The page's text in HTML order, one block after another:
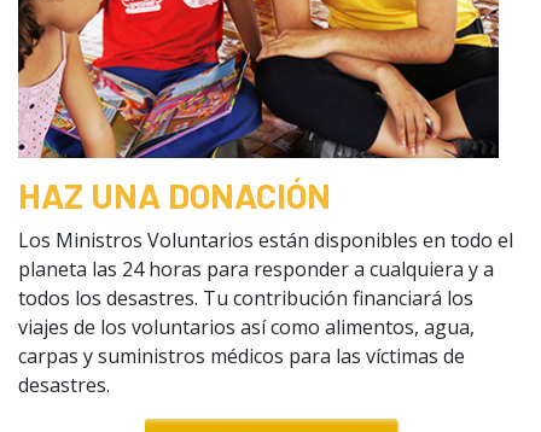
HAZ UNA DONACIÓN
Los Ministros Voluntarios están disponibles en todo el
planeta las 24 horas para responder a cualquiera y a
todos los desastres. Tu contribución financiará los
viajes de los voluntarios así como alimentos, agua,
carpas y suministros médicos para las víctimas de
desastres.